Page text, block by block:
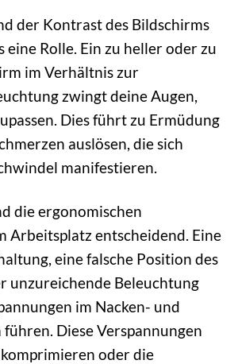
der Kontrast des Bildschirms
eine Rolle. Ein zu heller oder zu
im Verhältnis zur
zwingt deine Augen,
Dies führt zu Ermüdung
auslösen, die sich
manifestieren.
die ergonomischen
Arbeitsplatz entscheidend. Eine
eine falsche Position des
unzureichende Beleuchtung
im Nacken- und
Diese Verspannungen
oder die